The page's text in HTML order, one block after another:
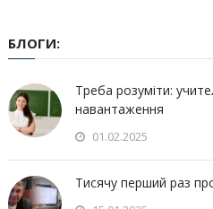
БЛОГИ:
Треба розуміти:
навантаження
01.02.2025
Тисячу перший раз